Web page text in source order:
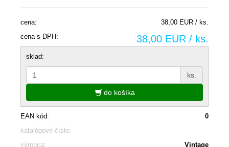
cena:
38,00 EUR / ks.
cena s DPH:
38,00 EUR / ks.
sklad:
ks.
do košíka
EAN kód:
0
katalógové číslo:
výrobca:
Vintage